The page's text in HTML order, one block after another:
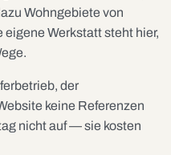
Wohngebiete von
Werkstatt steht hier,
der
keine Referenzen
nicht auf — sie kosten